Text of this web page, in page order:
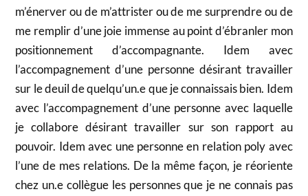
m’énerver ou de m’attrister ou de me surprendre ou de
me remplir d’une joie immense au point d’ébranler mon
positionnement d’accompagnante. Idem avec
l’accompagnement d’une personne désirant travailler
sur le deuil de quelqu’un.e que je connaissais bien. Idem
avec l’accompagnement d’une personne avec laquelle
je collabore désirant travailler sur son rapport au
pouvoir. Idem avec une personne en relation poly avec
l’une de mes relations. De la même façon, je réoriente
chez un.e collègue les personnes que je ne connais pas